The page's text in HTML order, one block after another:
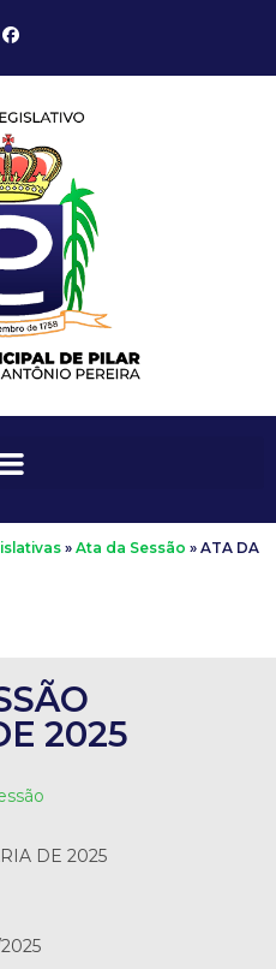
» Ata da Sessão » ATA DA
2025
DE 2025